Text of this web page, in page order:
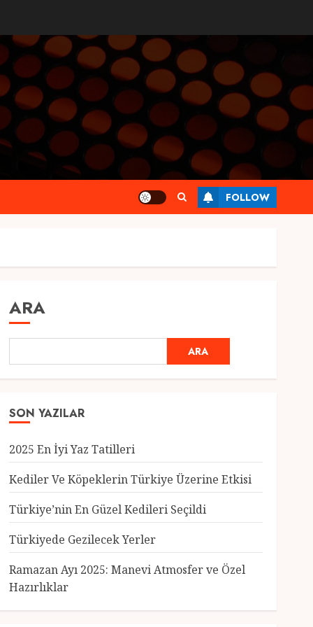
FOLLOW
ARA
ARA
SON YAZILAR
2025 En İyi Yaz Tatilleri
Kediler Ve Köpeklerin Türkiye Üzerine Etkisi
Türkiye’nin En Güzel Kedileri Seçildi
Türkiyede Gezilecek Yerler
Ramazan Ayı 2025: Manevi Atmosfer ve Özel
Hazırlıklar
3
Genel
Türkiye’nin En Güzel
Kedileri Seçildi